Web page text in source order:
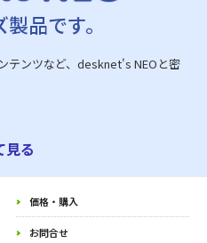
品です。
テンツなど、desknet's NEOと密
る
価格・購入
お問合せ